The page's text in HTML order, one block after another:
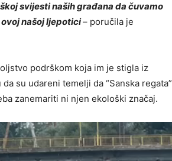
svijesti naših građana da čuvamo
ovoj našoj ljepotici– poručila je
podrškom koja im je stigla iz
su udareni temelji da “Sanska regata”
zanemariti ni njen ekološki značaj.